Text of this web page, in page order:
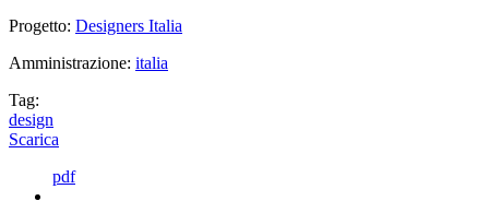
Progetto: Designers Italia
Amministrazione: italia
Tag:
design
Scarica
pdf